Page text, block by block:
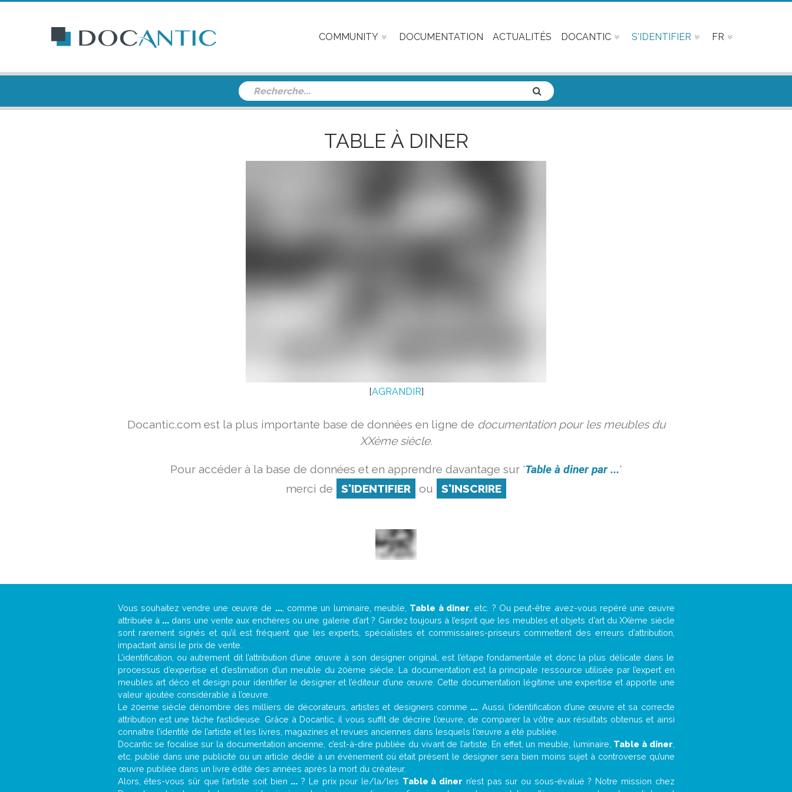
COMMUNITY DOCUMENTATION ACTUALITÉS DOCANTIC S'IDENTIFIER FR
TABLE À DINER
[AGRANDIR]
Docantic.com est la plus importante base de données en ligne de documentation pour les meubles du
XXème siècle.
Pour accéder à la base de données et en apprendre davantage sur 'Table à diner par ...'
merci de
S'IDENTIFIER ou S'INSCRIRE
Vous souhaitez vendre une œuvre de ..., comme un luminaire, meuble, Table à diner , etc. ? Ou peut-être avez-vous repéré une œuvre
attribuée à ... dans une vente aux enchères ou une galerie d’art ? Gardez toujours à l’esprit que les meubles et objets d’art du XXème siècle
sont rarement signés et qu’il est fréquent que les experts, spécialistes et commissaires-priseurs commettent des erreurs d’attribution,
impactant ainsi le prix de vente.
L’identification, ou autrement dit l’attribution d’une œuvre à son designer original, est l’étape fondamentale et donc la plus délicate dans le
processus d’expertise et d’estimation d’un meuble du 20ème siècle. La documentation est la principale ressource utilisée par l’expert en
meubles art déco et design pour identifier le designer et l’éditeur d’une œuvre. Cette documentation légitime une expertise et apporte une
valeur ajoutée considérable à l’œuvre.
Le 20eme siècle dénombre des milliers de décorateurs, artistes et designers comme .... Aussi, l’identification d’une œuvre et sa correcte
attribution est une tâche fastidieuse. Grâce à Docantic, il vous suffit de décrire l’œuvre, de comparer la vôtre aux résultats obtenus et ainsi
connaître l’identité de l’artiste et les livres, magazines et revues anciennes dans lesquels l’œuvre a été publiée.
Docantic se focalise sur la documentation ancienne, c’est-à-dire publiée du vivant de l’artiste. En effet, un meuble, luminaire, Table à diner
etc. publié dans une publicité ou un article dédié à un évènement où était présent le designer sera bien moins sujet à controverse qu’une
œuvre publiée dans un livre édité des années après la mort du créateur.
Alors, êtes-vous sûr que l’artiste soit bien ... ? Le prix pour le/la/les Table à diner n’est pas sur ou sous-évalué ? Notre mission chez